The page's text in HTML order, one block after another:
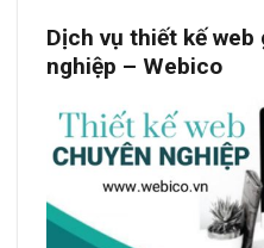
Dịch vụ thiết kế
nghiệp – Webico